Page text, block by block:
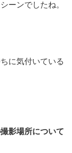
ーンでしたね。
に気付いている
影場所について